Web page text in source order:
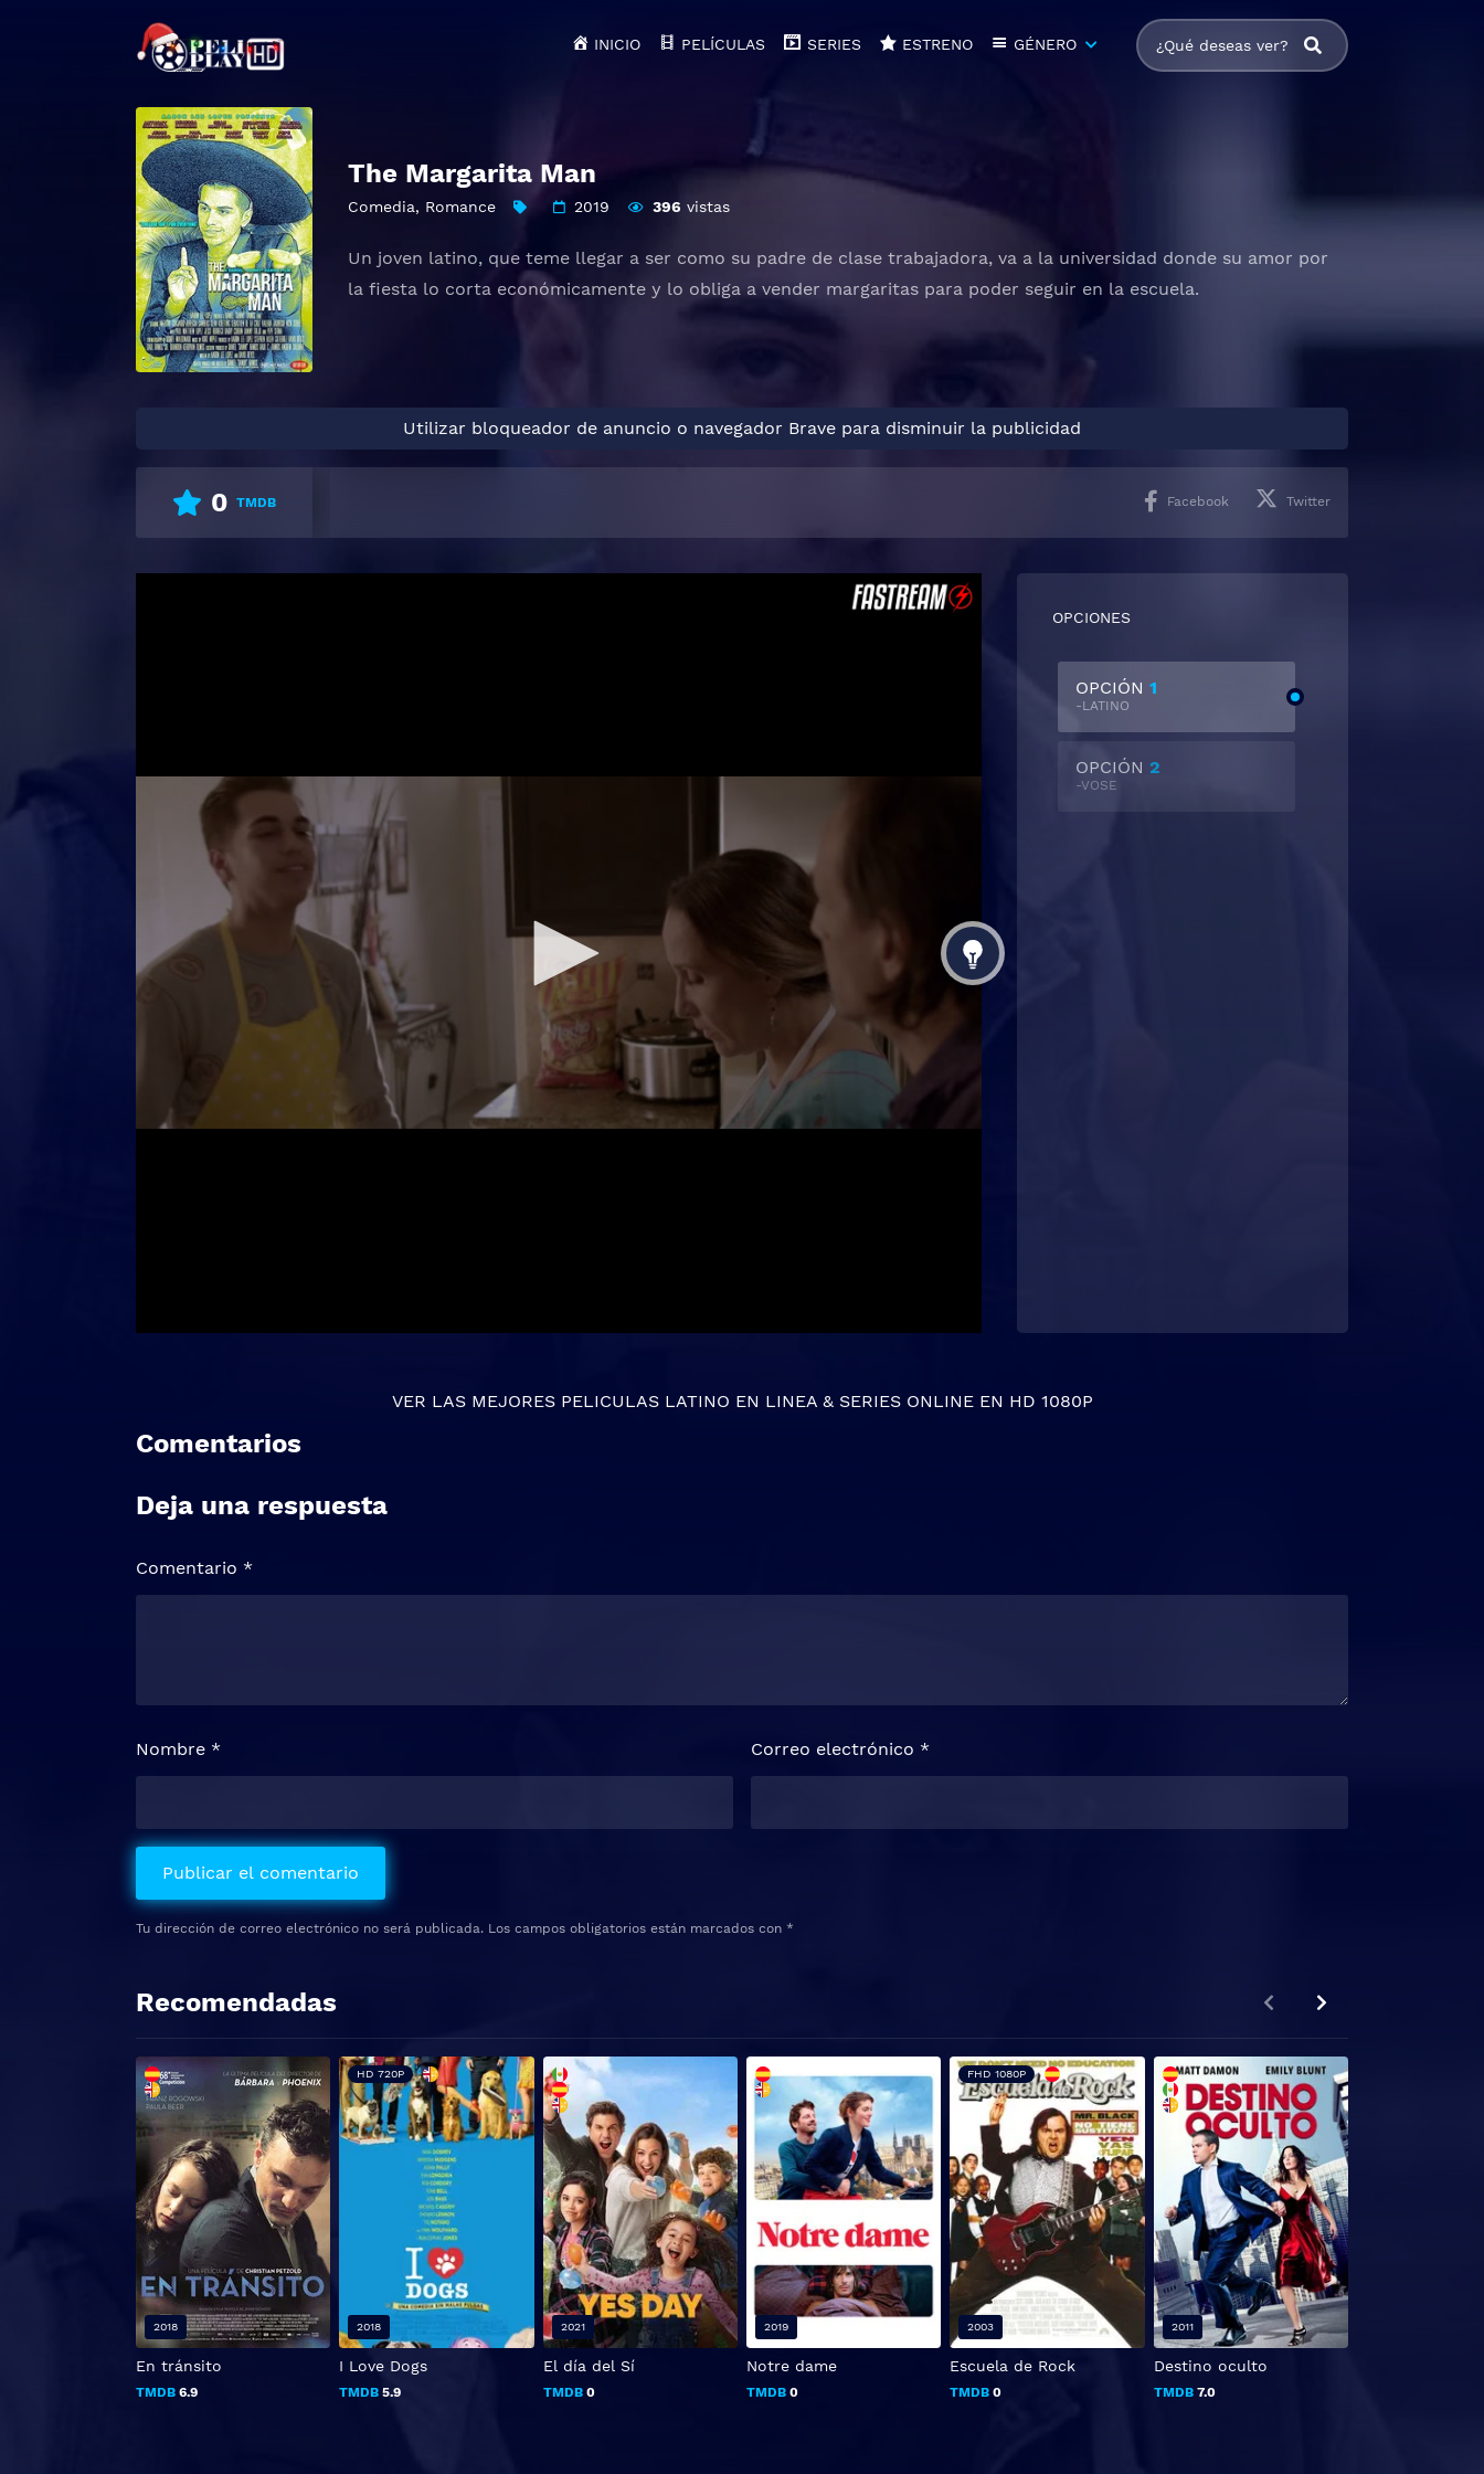
INICIO PELÍCULAS SERIES ESTRENO GÉNERO
The Margarita Man
Comedia, Romance 2019 396 vistas
Un joven latino, que teme llegar a ser como su padre de clase trabajadora, va a la universidad donde su amor por
la fiesta lo corta económicamente y lo obliga a vender margaritas para poder seguir en la escuela.
Utilizar bloqueador de anuncio o navegador Brave para disminuir la publicidad
0 TMDB Facebook Twitter
OPCIONES
OPCIÓN 1
-LATINO
OPCIÓN 2
-VOSE
VER LAS MEJORES PELICULAS LATINO EN LINEA& SERIES ONLINEEN HD 1080P
Comentarios
Deja una respuesta
Tu dirección de correo electrónico no será publicada. Los campos obligatorios están marcados con *
Comentario *
Nombre * Correo electrónico *
Recomendadas
En tránsito
TMDB 6.9
2018
I Love Dogs
TMDB 5.9
HD 720P
2018
El día del Sí
TMDB0
2021
Notre dame
TMDB0
2019
Escuela de Rock
TMDB 0
FHD 1080P
2003
Destino oculto
TMDB7.0
2011